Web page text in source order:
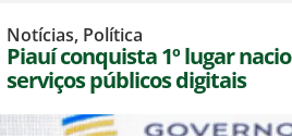
Notícias, Política
Piauí conquista 1º lugar
serviços públicos digitais